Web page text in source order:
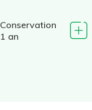
Conservation
1 an